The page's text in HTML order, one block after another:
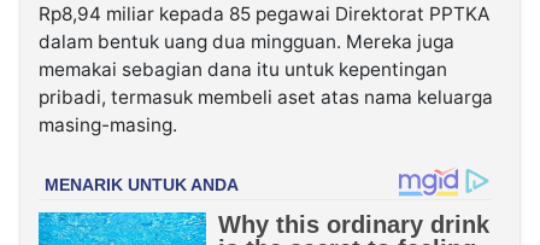
Rp8,94 miliar kepada 85 pegawai Direktorat PPTKA
dalam bentuk uang dua mingguan. Mereka juga
memakai sebagian dana itu untuk kepentingan
pribadi, termasuk membeli aset atas nama keluarga
masing-masing.